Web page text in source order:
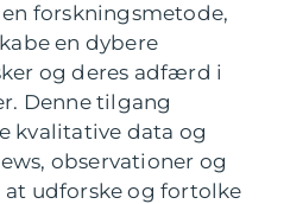
forskningsmetode,
en dybere
og deres adfærd i
Denne tilgang
kvalitative data og
observationer og
udforske og fortolke